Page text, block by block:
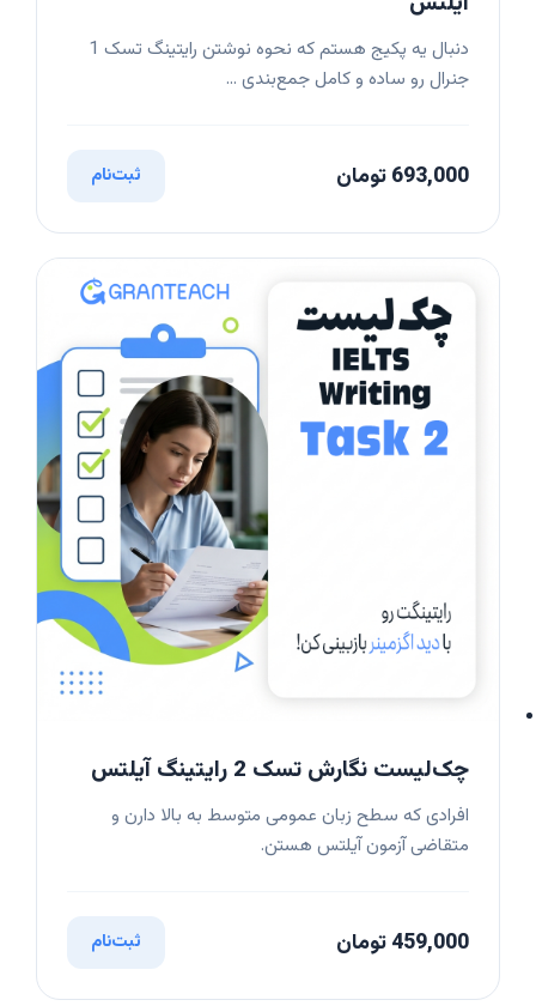
دنبال یه پکیج هستم که نحوه نوشتن رایتینگ تسک 1
جنرال رو ساده و کامل جمع‌بندی ...
693,000 تومان ثبت‌نام
چک‌لیست نگارش تسک 2 رایتینگ آیلتس
افرادی که سطح زبان عمومی متوسط به بالا دارن و
متقاضی آزمون آیلتس هستن.
459,000 تومان ثبت‌نام